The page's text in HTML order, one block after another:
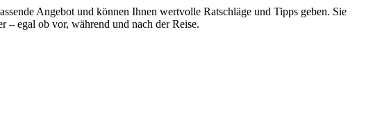
Angebot und können Ihnen wertvolle Ratschläge und Tipps geben. Sie
– egal ob vor, während und nach der Reise.